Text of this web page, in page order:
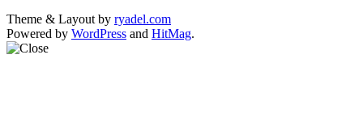
Theme & Layout by ryadel.com
Powered by WordPress and HitMag.